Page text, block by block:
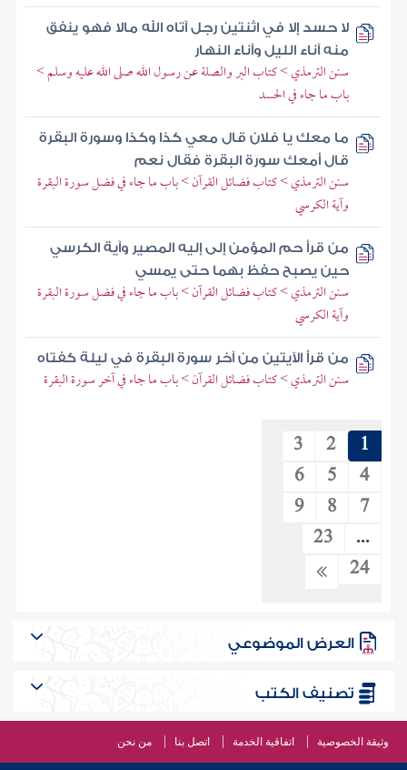
لا حسد إلا في اثنتين رجل آتاه الله مالا فهو ينفق
منه آناء الليل وآناء النهار
سنن الترمذي > كتاب البر والصلة عن رسول الله صلى الله عليه وسلم >
باب ما جاء في الحسد
ما معك يا فلان قال معي كذا وكذا وسورة البقرة
قال أمعك سورة البقرة فقال نعم
سنن الترمذي > كتاب فضائل القرآن > باب ما جاء في فضل سورة البقرة
وآية الكرسي
من قرأ حم المؤمن إلى إليه المصير وآية الكرسي
حين يصبح حفظ بهما حتى يمسي
سنن الترمذي > كتاب فضائل القرآن > باب ما جاء في فضل سورة البقرة
وآية الكرسي
من قرأ الآيتين من آخر سورة البقرة في ليلة كفتاه
سنن الترمذي > كتاب فضائل القرآن > باب ما جاء في آخر سورة البقرة
1
2
3
4
5
6
7
8
9
...
23
24
العرض الموضوعي
تصنيف الكتب
وثيقة الخصوصية اتفاقية الخدمة اتصل بنا من نحن